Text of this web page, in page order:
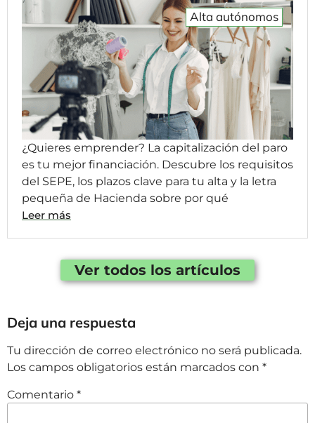
¿Quieres emprender? La capitalización del paro
es tu mejor financiación. Descubre los requisitos
del SEPE, los plazos clave para tu alta y la letra
pequeña de Hacienda sobre por qué
Leer más
Alta autónomos
Ver todos los artículos
Deja una respuesta
Tu dirección de correo electrónico no será publicada.
Los campos obligatorios están marcados con *
Comentario *